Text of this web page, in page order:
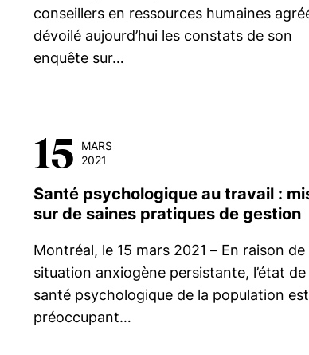
conseillers en ressources humaines
dévoilé aujourd’hui les constats de son
enquête sur…
15
MARS
2021
Santé psychologique au travail :
sur de saines pratiques de gestion
Montréal, le 15 mars 2021 – En raison de
situation anxiogène persistante, l’état de
santé psychologique de la population est
préoccupant…